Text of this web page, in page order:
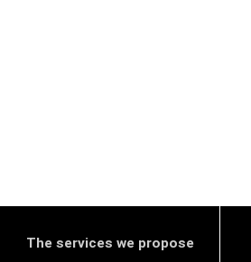
The services we propose